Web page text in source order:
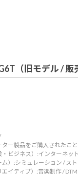
（旧モデル / 販
ー製品をご購入されたこ
ビジネス）:インターネッ
ム）:シミュレーション / ス
イティブ）:音楽制作 / DTM